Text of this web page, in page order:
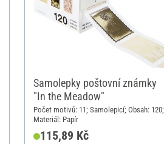
Samolepky poštovní známky
"In the Meadow"
Počet motivů: 11; Samolepicí; Obsah: 120;
Materiál: Papír
115,89 Kč